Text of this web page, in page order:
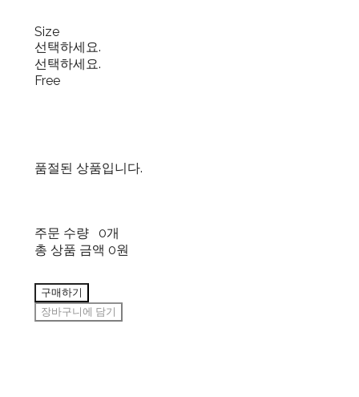
Size
선택하세요.
선택하세요.
Free
품절된 상품입니다.
주문 수량
0개
총 상품 금액 0원
구매하기
장바구니에 담기